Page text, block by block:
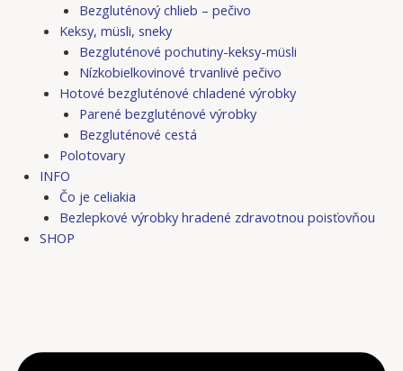
Bezgluténový chlieb – pečivo
Keksy, müsli, sneky
Bezgluténové pochutiny-keksy-müsli
Nízkobielkovinové trvanlivé pečivo
Hotové bezgluténové chladené výrobky
Parené bezgluténové výrobky
Bezgluténové cestá
Polotovary
INFO
Čo je celiakia
Bezlepkové výrobky hradené zdravotnou poisťovňou
SHOP